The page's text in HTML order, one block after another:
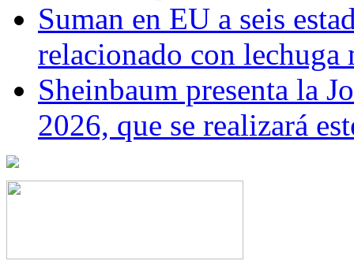
Suman en EU a seis
relacionado con lechuga
Sheinbaum presenta la
2026, que se realizará